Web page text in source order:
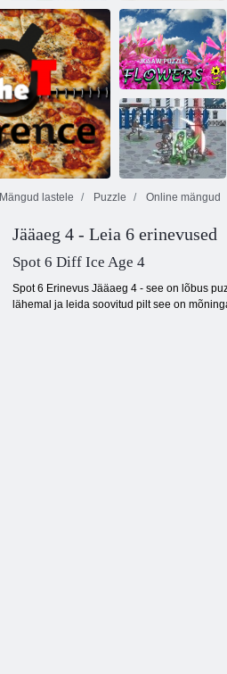
Schaslivo
kutsikas
Paavo Secret
Jigsaw Puzzle:
lilled
Feodalism 3
Mängud lastele Puzzle Online mängud
Jääaeg 4 - Leia 6 erinevused
Spot 6 Diff Ice Age 4
Spot 6 Erinevus Jääaeg 4 - see on lõbus
lähemal ja leida soovitud pilt see on